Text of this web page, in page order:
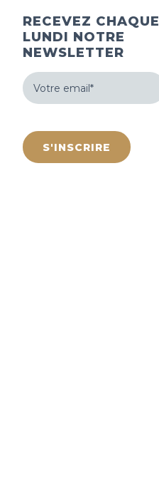
RECEVEZ CHAQUE
LUNDI NOTRE
NEWSLETTER
Votre
email
(Nécessaire)